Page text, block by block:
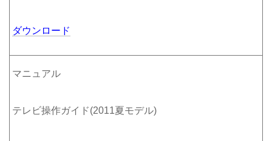
ダウンロード
マニュアル
テレビ操作ガイド(2011夏モデル)